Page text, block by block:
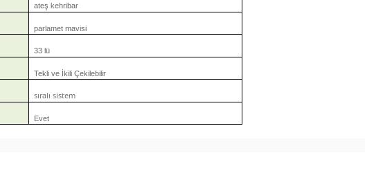
ateş kehribar
parlamet mavisi
33 lü
Tekli ve İkili Çekilebilir
sıralı sistem
Evet